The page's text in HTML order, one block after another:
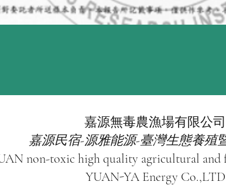
嘉源無毒農漁場有限公司
嘉源民宿-源雅能源-臺灣生態養殖
non-toxic high quality agricultural and
YUAN-YA Energy Co.,LTD